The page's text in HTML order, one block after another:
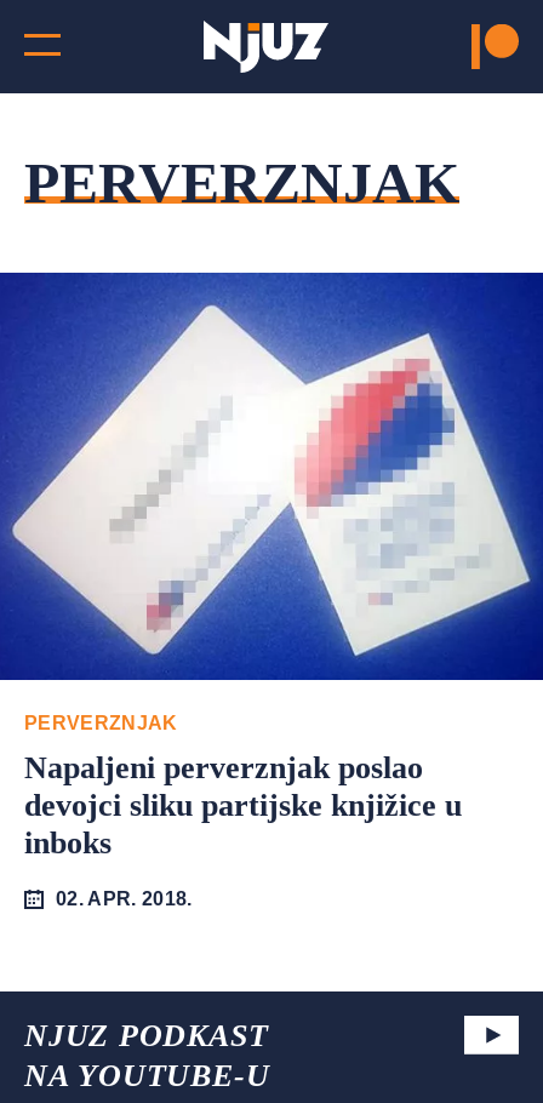
PERVERZNJAK
PERVERZNJAK
Napaljeni perverznjak poslao
devojci sliku partijske knjižice u
inboks
02. APR. 2018.
NJUZ PODKAST
NA YOUTUBE-U